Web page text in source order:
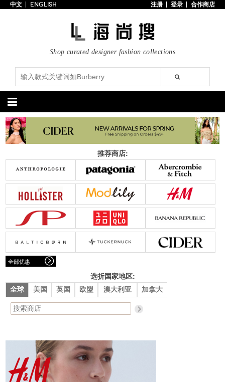
专辑
博客
上线新款
100美元以下
分类精选
包袋
手提包
手拿包
购物包
肩挎包
斜挎包
背包
上架新款
$100以下
$200以下
折扣
鞋履
高跟鞋
凉鞋
靴子
楔形鞋
平底鞋
休闲鞋
上架新款
$100以下
$200以下
折扣
配饰
腰带
围巾
小包
手表/珠宝
上架新款
$100以下
服装
连衣裙
裙子
大衣/夹克
上衣/毛线衣
上架新款
折扣
流行系列
著名品牌
流行品牌
Kenzo
Roger Vivier Valentino
促销
中文 ENGLISH 注册 登录 合作商店
Shop curated designer fashion collections
推荐商店:
全部优惠
选折国家地区:
全球 美国 英国 欧盟 澳大利亚 加拿大